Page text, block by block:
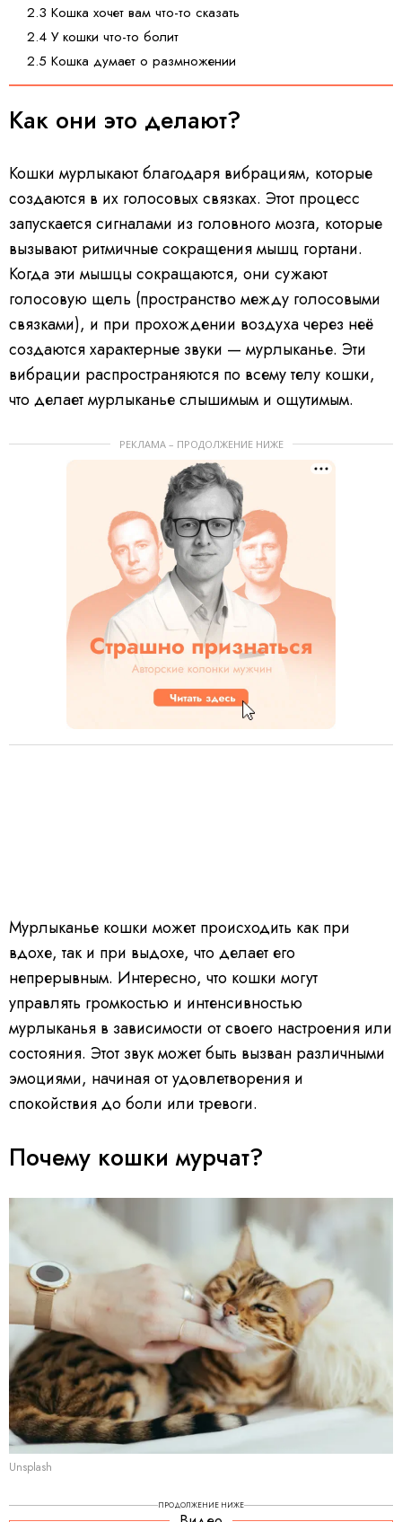
2.3 Кошка хочет вам что-то сказать
2.4 У кошки что-то болит
2.5 Кошка думает о размножении
Как они это делают?
Кошки мурлыкают благодаря вибрациям, которые
создаются в их голосовых связках. Этот процесс
запускается сигналами из головного мозга, которые
вызывают ритмичные сокращения мышц гортани.
Когда эти мышцы сокращаются, они сужают
голосовую щель (пространство между голосовыми
связками), и при прохождении воздуха через неё
создаются характерные звуки — мурлыканье. Эти
вибрации распространяются по всему телу кошки,
что делает мурлыканье слышимым и ощутимым.
РЕКЛАМА – ПРОДОЛЖЕНИЕ НИЖЕ
Мурлыканье кошки может происходить как при
вдохе, так и при выдохе, что делает его
непрерывным. Интересно, что кошки могут
управлять громкостью и интенсивностью
мурлыканья в зависимости от своего настроения или
состояния. Этот звук может быть вызван различными
эмоциями, начиная от удовлетворения и
спокойствия до боли или тревоги.
Почему кошки мурчат?
Unsplash
ПРОДОЛЖЕНИЕ НИЖЕ